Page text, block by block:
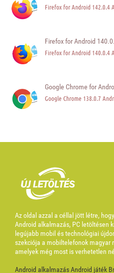
Firefox for Android 142.0.4
Firefox for Android
Firefox for Android 140.0.4
Google Chrome for
Google Chrome 138.0.7
Az oldal azzal a céllal jött létre,
Android alkalmazás, PC letöltésen
legújabb mobil és technológiai
szekciója a mobiltelefonok magyar
amelyek még most is verhetetlen
Android alkalmazásAndroid játék